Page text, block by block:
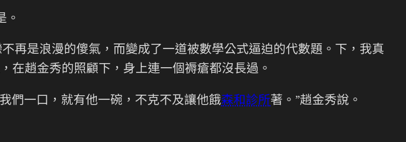
。
再是浪漫的傻氣，而變成了一道被數學公式逼迫的代數題。下，我真
在趙金秀的照顧下，身上連一個褥瘡都沒長過。
們一口，就有他一碗，不克不及讓他餓森和診所著。”趙金秀說。